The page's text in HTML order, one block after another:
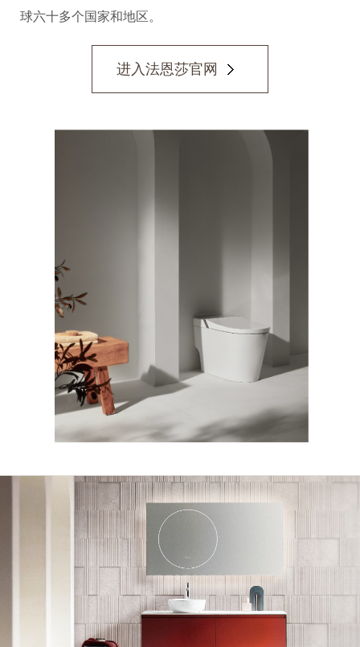
球六十多个国家和地区。
进入法恩莎官网